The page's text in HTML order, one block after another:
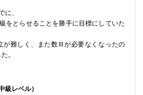
に、
をとらせることを勝手に目標にしていた
が難しく、また数Ⅲが必要なくなったの
。
レベル）